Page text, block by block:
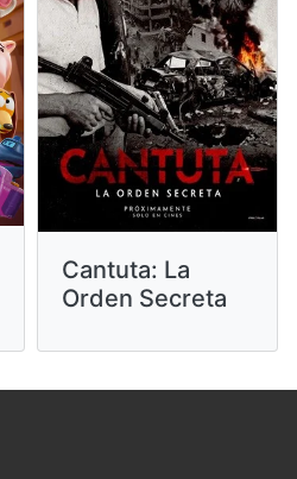
Cantuta: La
Orden Secreta